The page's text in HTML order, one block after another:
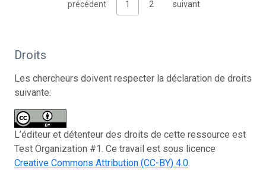
précédent 1 2 suivant
Droits
Les chercheurs doivent respecter la déclaration de droits
suivante:
L’éditeur et détenteur des droits de cette ressource est
Test Organization #1. Ce travail est sous licence
Creative Commons Attribution (CC-BY) 4.0.